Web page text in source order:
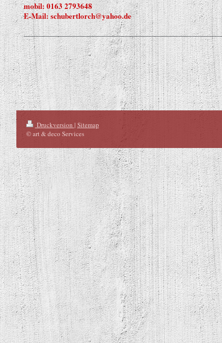
mobil: 0163 2793648
E-Mail: schubertlorch@yahoo.de
Druckversion | Sitemap
© art & deco Services